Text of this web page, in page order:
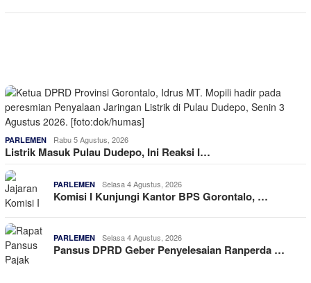
PARLEMEN Rabu 5 Agustus, 2026
Listrik Masuk Pulau Dudepo, Ini Reaksi I…
PARLEMEN Selasa 4 Agustus, 2026
Komisi I Kunjungi Kantor BPS Gorontalo, …
PARLEMEN Selasa 4 Agustus, 2026
Pansus DPRD Geber Penyelesaian Ranperda …